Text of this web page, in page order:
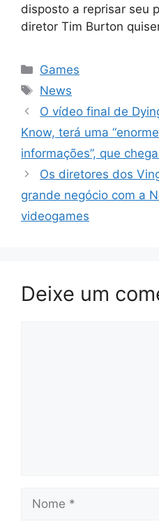
disposto a reprisar seu
diretor Tim Burton
Categorias
Games
Tags
News
O vídeo final de
Know, terá uma
informações”, que
Os diretores dos
grande negócio com a
videogames
Deixe um
Nome